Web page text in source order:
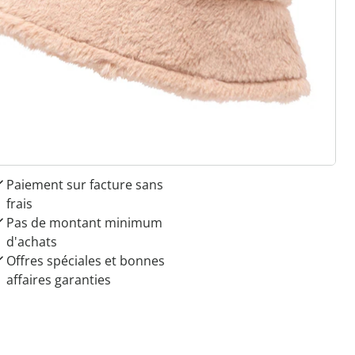
Paiement sur facture sans
frais
Pas de montant minimum
d'achats
Offres spéciales et bonnes
affaires garanties